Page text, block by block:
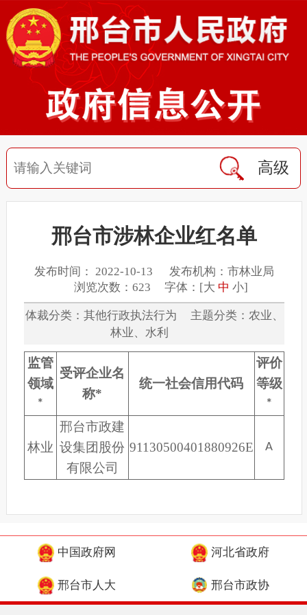
高级
邢台市涉林企业红名单
发布时间： 2022-10-13 发布机构：市林业局
浏览次数：623 字体：[大 中 小]
体裁分类：其他行政执法行为 主题分类：农业、
林业、水利
监管
领域
*
受评企业名
称*
统一社会信用代码
评价
等级
*
林业
邢台市政建
设集团股份
有限公司
91130500401880926E A
中国政府网 河北省政府
邢台市人大 邢台市政协